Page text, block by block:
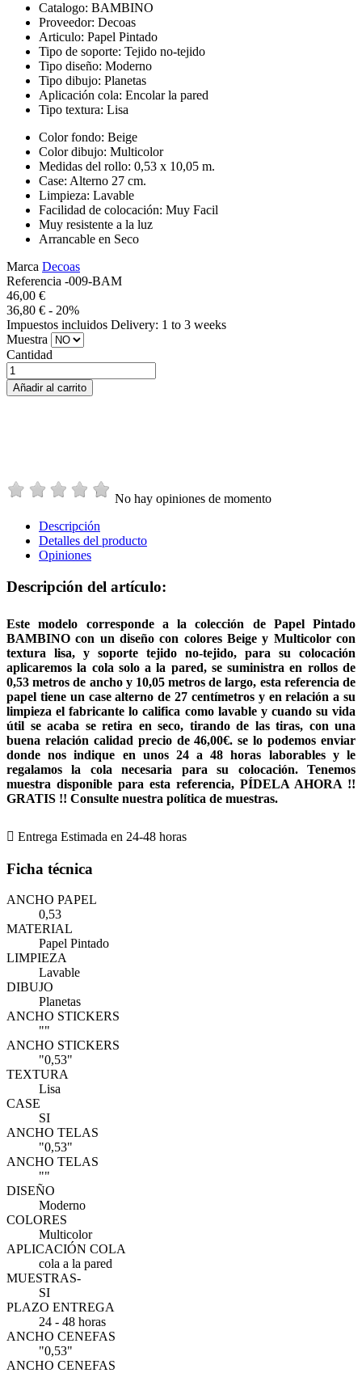
Catalogo: BAMBINO
Proveedor: Decoas
Articulo: Papel Pintado
Tipo de soporte: Tejido no-tejido
Tipo diseño: Moderno
Tipo dibujo: Planetas
Aplicación cola: Encolar la pared
Tipo textura: Lisa
Color fondo: Beige
Color dibujo: Multicolor
Medidas del rollo: 0,53 x 10,05 m.
Case: Alterno 27 cm.
Limpieza: Lavable
Facilidad de colocación: Muy Facil
Muy resistente a la luz
Arrancable en Seco
Marca Decoas
Referencia -009-BAM
46,00 €
36,80 € - 20%
Impuestos incluidos Delivery: 1 to 3 weeks
Muestra
Cantidad
Añadir al carrito
No hay opiniones de momento
Descripción
Detalles del producto
Opiniones
Descripción del artículo:
Este modelo corresponde a la colección de Papel Pintado
BAMBINO con un diseño con colores Beige y Multicolor con
textura lisa, y soporte tejido no-tejido, para su colocación
aplicaremos la cola solo a la pared, se suministra en rollos de
0,53 metros de ancho y 10,05 metros de largo, esta referencia de
papel tiene un case alterno de 27 centímetros y en relación a su
limpieza el fabricante lo califica como lavable y cuando su vida
útil se acaba se retira en seco, tirando de las tiras, con una
buena relación calidad precio de 46,00€. se lo podemos enviar
donde nos indique en unos 24 a 48 horas laborables y le
regalamos la cola necesaria para su colocación. Tenemos
muestra disponible para esta referencia, PÍDELA AHORA !!
GRATIS !! Consulte nuestra política de muestras.
 Entrega Estimada en 24-48 horas
Ficha técnica
ANCHO PAPEL
0,53
MATERIAL
Papel Pintado
LIMPIEZA
Lavable
DIBUJO
Planetas
ANCHO STICKERS
""
ANCHO STICKERS
"0,53"
TEXTURA
Lisa
CASE
SI
ANCHO TELAS
"0,53"
ANCHO TELAS
""
DISEÑO
Moderno
COLORES
Multicolor
APLICACIÓN COLA
cola a la pared
MUESTRAS-
SI
PLAZO ENTREGA
24 - 48 horas
ANCHO CENEFAS
"0,53"
ANCHO CENEFAS